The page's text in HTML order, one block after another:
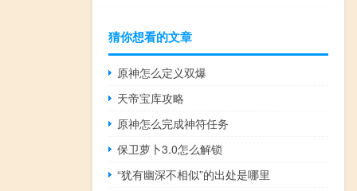
猜你想看的文章
原神怎么定义双爆
天帝宝库攻略
原神怎么完成神符任务
保卫萝卜3.0怎么解锁
“犹有幽深不相似”的出处是哪里